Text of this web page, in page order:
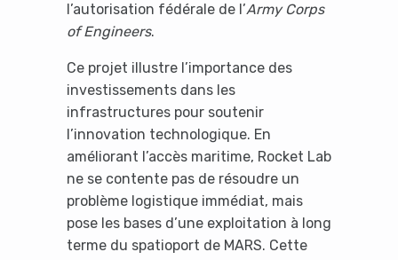
l’autorisation fédérale de l’Army Corps
of Engineers.
Ce projet illustre l’importance des
investissements dans les
infrastructures pour soutenir
l’innovation technologique. En
améliorant l’accès maritime, Rocket Lab
ne se contente pas de résoudre un
problème logistique immédiat, mais
pose les bases d’une exploitation à long
terme du spatioport de MARS. Cette